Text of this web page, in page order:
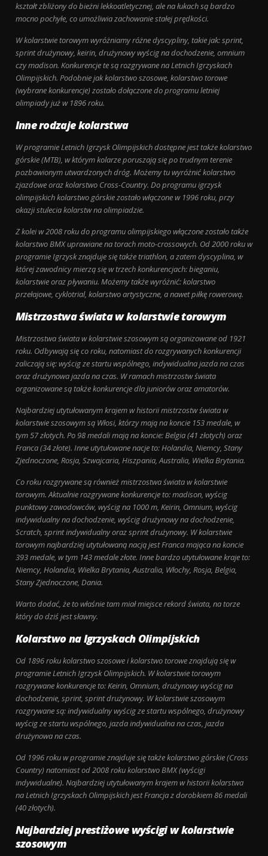
kształt zbliżony do bieżni lekkoatletycznej, ale na łukach są bardzo
mocno pochyłe, co umożliwia zachowanie stałej prędkości.
W kolarstwie torowym wyróżniamy różne dyscypliny, takie jak: sprint,
sprint drużynowy, keirin, drużynowy wyścig na dochodzenie, omnium
czy madison. Konkurencje te są rozgrywane na Letnich Igrzyskach
Olimpijskich. Podobnie jak kolarstwo szosowe, kolarstwo torowe
(wybrane konkurencje) zostało dołączone do programu letniej
olimpiady już w 1896 roku.
Inne rodzaje kolarstwa
W programie Letnich Igrzysk Olimpijskich dostępne jest także kolarstwo
górskie (MTB), w którym kolarze poruszają się po trudnym terenie
pozbawionym utwardzonych dróg. Możemy tu wyróżnić kolarstwo
zjazdowe oraz kolarstwo Cross-Country. Do programu igrzysk
olimpijskich kolarstwo górskie zostało włączone w 1996 roku, przy
okazji stulecia kolarstw na olimpiadzie.
Z kolei w 2008 roku do programu olimpijskiego włączone zostało także
kolarstwo BMX uprawiane na torach moto-crossowych. Od 2000 roku w
programie Igrzysk znajduje się także triathlon, a zatem dyscyplina, w
której zawodnicy mierzą się w trzech konkurencjach: bieganiu,
kolarstwie oraz pływaniu. Możemy także wyróżnić: kolarstwo
przełajowe, cyklotrial, kolarstwo artystyczne, a nawet piłkę rowerową.
Mistrzostwa świata w kolarstwie torowym
Mistrzostwa świata w kolarstwie szosowym są organizowane od 1921
roku. Odbywają się co roku, natomiast do rozgrywanych konkurencji
zaliczają się: wyścig ze startu wspólnego, indywidualna jazda na czas
oraz drużynowa jazda na czas. W ramach mistrzostw świata
organizowane są także konkurencje dla juniorów oraz amatorów.
Najbardziej utytułowanym krajem w historii mistrzostw świata w
kolarstwie szosowym są Włosi, którzy mają na koncie 153 medale, w
tym 57 złotych. Po 98 medali mają na koncie: Belgia (41 złotych) oraz
Franca (34 złote). Inne utytułowane nacje to: Holandia, Niemcy, Stany
Zjednoczone, Rosja, Szwajcaria, Hiszpania, Australia, Wielka Brytania.
Co roku rozgrywane są również mistrzostwa świata w kolarstwie
torowym. Aktualnie rozgrywane konkurencje to: madison, wyścig
punktowy zawodowców, wyścig na 1000 m, Keirin, Omnium, wyścig
indywidualny na dochodzenie, wyścig drużynowy na dochodzenie,
Scratch, sprint indywidualny oraz sprint drużynowy. W kolarstwie
torowym najbardziej utytułowaną nacją jest Franca mająca na koncie
393 medale, w tym 143 medale złote. Inne bardzo utytułowane kraje to:
Niemcy, Holandia, Wielka Brytania, Australia, Włochy, Rosja, Belgia,
Stany Zjednoczone, Dania.
Warto dodać, że to właśnie tam miał miejsce rekord świata, na torze
który do dziś jest sławny.
Kolarstwo na Igrzyskach Olimpijskich
Od 1896 roku kolarstwo szosowe i kolarstwo torowe znajdują się w
programie Letnich Igrzysk Olimpijskich. W kolarstwie torowym
rozgrywane konkurencje to: Keirin, Omnium, drużynowy wyścig na
dochodzenie, sprint, sprint drużynowy. W kolarstwie szosowym
rozgrywane są: indywidualny wyścig ze startu wspólnego, drużynowy
wyścig ze startu wspólnego, jazda indywidualna na czas, jazda
drużynowa na czas.
Od 1996 roku w programie znajduje się także kolarstwo górskie (Cross
Country) natomiast od 2008 roku kolarstwo BMX (wyścigi
indywidualne). Najbardziej utytułowanym krajem w historii kolarstwa
na Letnich Igrzyskach Olimpijskich jest Francja z dorobkiem 86 medali
(40 złotych).
Najbardziej prestiżowe wyścigi w kolarstwie
szosowym